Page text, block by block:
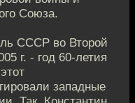
Союза.
СССР во Второй
г. - год 60-летия
западные